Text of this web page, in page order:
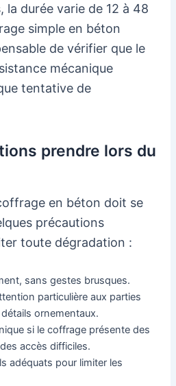
la durée varie de 12 à 48
simple en béton
de vérifier que le
mécanique
tentative de
prendre lors du
en béton doit se
précautions
toute dégradation :
sans gestes brusques.
particulière aux parties
ornementaux.
si le coffrage présente des
accès difficiles.
adéquats pour limiter les